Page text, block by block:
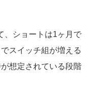
、ショートは1ヶ月で
スイッチ組が増える
想定されている段階